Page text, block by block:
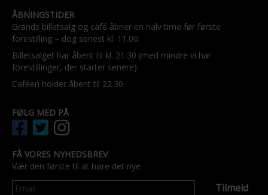
ÅBNINGSTIDER
Grands billetsalg og café åbner en halv time før første
forestilling – dog senest kl. 11.00.
Billetsalget har åbent til kl. 21.30 (med mindre vi har
forestillinger, der starter senere).
Caféen holder åbent til 22.30.
FØLG MED PÅ
FÅ VORES NYHEDSBREV
Vær den første til at høre det nye
Tilmeld